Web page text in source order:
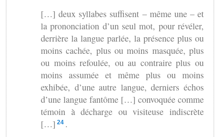
[…] deux syllabes suffisent – même une – et
la prononciation d’un seul mot, pour révéler,
derrière la langue parlée, la présence plus ou
moins cachée, plus ou moins masquée, plus
ou moins refoulée, ou au contraire plus ou
moins assumée et même plus ou moins
exhibée, d’une autre langue, derniers échos
d’une langue fantôme […] convoquée comme
témoin à décharge ou visiteuse indiscrète
[…] 24 .